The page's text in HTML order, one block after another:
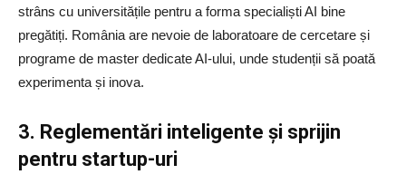
strâns cu universitățile pentru a forma specialiști AI bine
pregătiți. România are nevoie de laboratoare de cercetare și
programe de master dedicate AI-ului, unde studenții să poată
experimenta și inova.
3. Reglementări inteligente și sprijin
pentru startup-uri